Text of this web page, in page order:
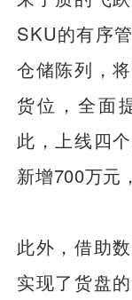
SKU的有序
仓储陈列，
货位，全面
此，上线四
新增700万元
此外，借助
实现了货盘